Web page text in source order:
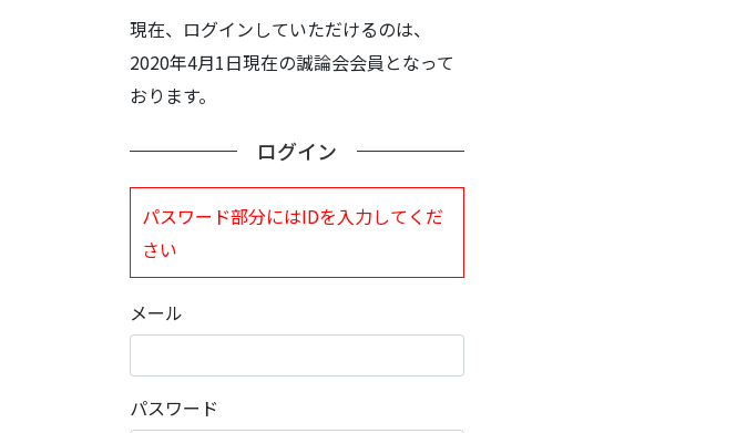
現在、ログインしていただけるのは、
2020年4月1日現在の誠論会会員となって
おります。
ログイン
パスワード部分にはIDを入力してくだ
さい
メール
パスワード